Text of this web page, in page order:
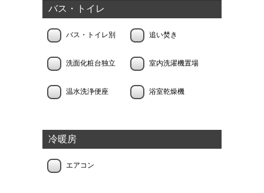
バス・トイレ
バス・トイレ別 追い焚き
洗面化粧台独立 室内洗濯機置場
温水洗浄便座 浴室乾燥機
冷暖房
エアコン